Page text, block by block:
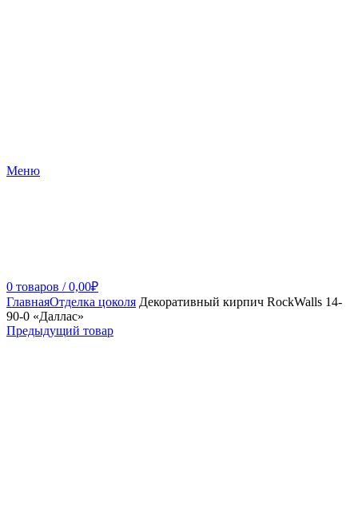
Меню
0 товаров / 0,00₽
ГлавнаяОтделка цоколя Декоративный кирпич RockWalls 14-
90-0 «Даллас»
Предыдущий товар